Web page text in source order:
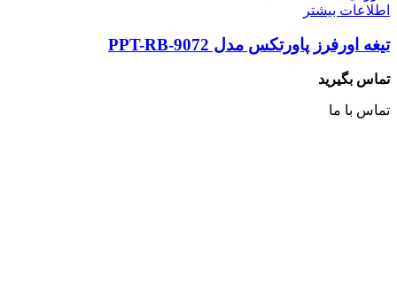
اطلاعات بیشتر
تیغه اورفرز پاورتکس مدل PPT-RB-9072
تماس بگیرید
تماس با ما